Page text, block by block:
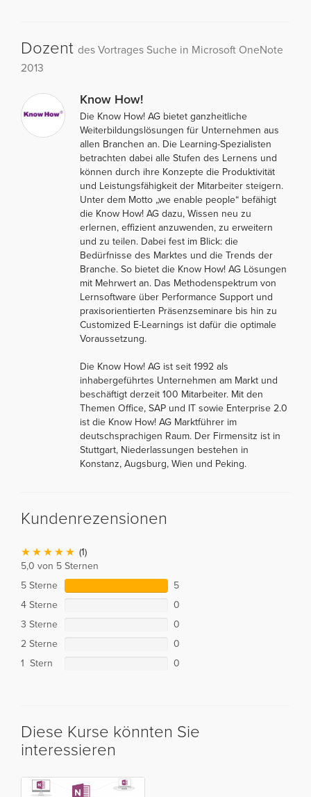
Dozent des Vortrages Suche in Microsoft OneNote
2013
Know How!
Die Know How! AG bietet ganzheitliche
Weiterbildungslösungen für Unternehmen aus
allen Branchen an. Die Learning-Spezialisten
betrachten dabei alle Stufen des Lernens und
können durch ihre Konzepte die Produktivität
und Leistungsfähigkeit der Mitarbeiter steigern.
Unter dem Motto „we enable people“ befähigt
die Know How! AG dazu, Wissen neu zu
erlernen, effizient anzuwenden, zu erweitern
und zu teilen. Dabei fest im Blick: die
Bedürfnisse des Marktes und die Trends der
Branche. So bietet die Know How! AG Lösungen
mit Mehrwert an. Das Methodenspektrum von
Lernsoftware über Performance Support und
praxisorientierten Präsenzseminare bis hin zu
Customized E-Learnings ist dafür die optimale
Voraussetzung.
Die Know How! AG ist seit 1992 als
inhabergeführtes Unternehmen am Markt und
beschäftigt derzeit 100 Mitarbeiter. Mit den
Themen Office, SAP und IT sowie Enterprise 2.0
ist die Know How! AG Marktführer im
deutschsprachigen Raum. Der Firmensitz ist in
Stuttgart, Niederlassungen bestehen in
Konstanz, Augsburg, Wien und Peking.
Kundenrezensionen
(1)
5,0 von 5 Sternen
5 Sterne
5
4 Sterne
0
3 Sterne
0
2 Sterne
0
1 Stern
0
Diese Kurse könnten Sie
interessieren